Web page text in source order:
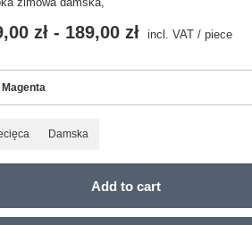
Magenta
Damska
zł - 189,00 zł incl. VAT /piece
Add to cart